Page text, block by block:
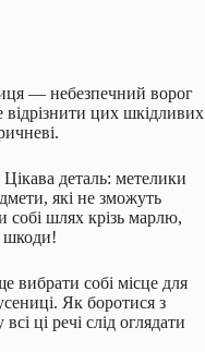
— небезпечний ворог
відрізнити цих шкідливих
деталь: метелики
які не зможуть
собі шлях крізь марлю,
шкоди!
вибрати собі місце для
Як боротися з
ці речі слід оглядати